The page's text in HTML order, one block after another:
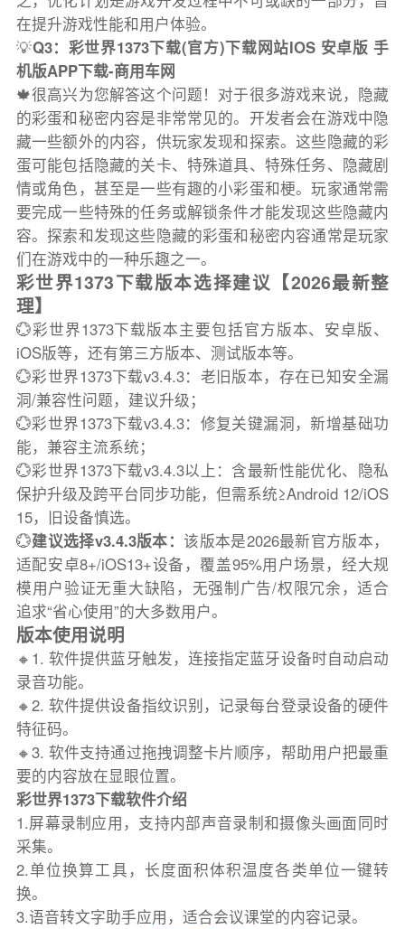
在提升游戏性能和用户体验。
💡Q3：彩世界1373下载(官方)下载网站IOS 安卓版 手
机版APP下载-商用车网
🍁很高兴为您解答这个问题！对于很多游戏来说，隐藏
的彩蛋和秘密内容是非常常见的。开发者会在游戏中隐
藏一些额外的内容，供玩家发现和探索。这些隐藏的彩
蛋可能包括隐藏的关卡、特殊道具、特殊任务、隐藏剧
情或角色，甚至是一些有趣的小彩蛋和梗。玩家通常需
要完成一些特殊的任务或解锁条件才能发现这些隐藏内
容。探索和发现这些隐藏的彩蛋和秘密内容通常是玩家
们在游戏中的一种乐趣之一。
彩世界1373下载版本选择建议【2026最新整
理】
💮彩世界1373下载版本主要包括官方版本、安卓版、
iOS版等，还有第三方版本、测试版本等。
💮彩世界1373下载v3.4.3：老旧版本，存在已知安全漏
洞/兼容性问题，建议升级；
💮彩世界1373下载v3.4.3：修复关键漏洞，新增基础功
能，兼容主流系统；
💮彩世界1373下载v3.4.3以上：含最新性能优化、隐私
保护升级及跨平台同步功能，但需系统≥Android 12/iOS
15，旧设备慎选。
💮建议选择v3.4.3版本：该版本是2026最新官方版本，
适配安卓8+/iOS13+设备，覆盖95%用户场景，经大规
模用户验证无重大缺陷，无强制广告/权限冗余，适合
追求“省心使用”的大多数用户。
版本使用说明
🔸1. 软件提供蓝牙触发，连接指定蓝牙设备时自动启动
录音功能。
🔸2. 软件提供设备指纹识别，记录每台登录设备的硬件
特征码。
🔸3. 软件支持通过拖拽调整卡片顺序，帮助用户把最重
要的内容放在显眼位置。
彩世界1373下载软件介绍
1.屏幕录制应用，支持内部声音录制和摄像头画面同时
采集。
2.单位换算工具，长度面积体积温度各类单位一键转
换。
3.语音转文字助手应用，适合会议课堂的内容记录。